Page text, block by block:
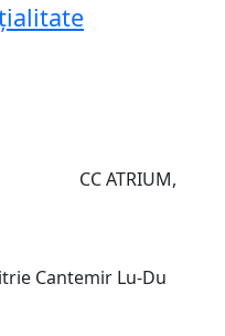
CC ATRIUM,
Cantemir Lu-Du